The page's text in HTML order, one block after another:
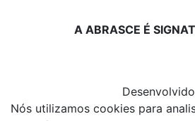
A ABRASCE É
Nós utilizamos cookies para